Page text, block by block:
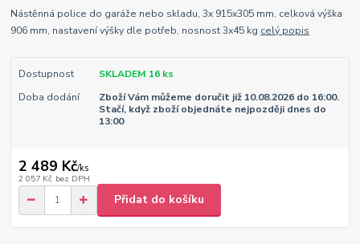
Nástěnná police do garáže nebo skladu, 3x 915x305 mm, celková výška
906 mm, nastavení výšky dle potřeb, nosnost 3x45 kg celý popis
Dostupnost
SKLADEM 16 ks
Doba dodání
Zboží Vám můžeme doručit již 10.08.2026 do 16:00.
Stačí, když zboží objednáte nejpozději dnes do
13:00
2 489 Kč/ks
2 057 Kč bez DPH
Přidat do košíku